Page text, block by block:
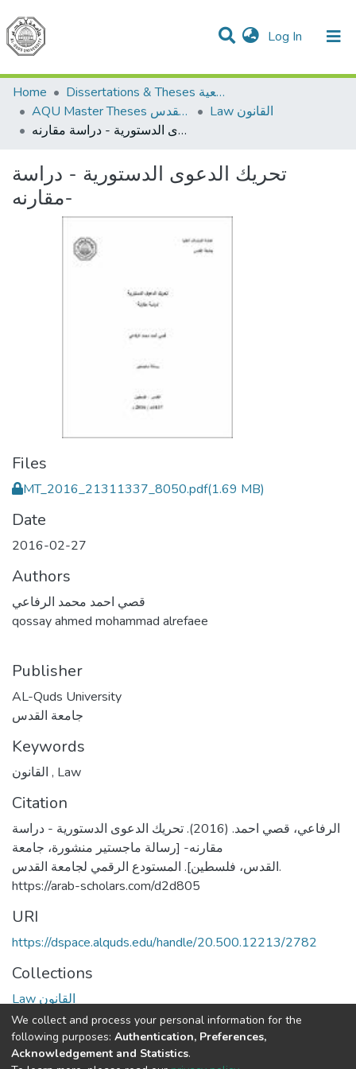
Log In (current)
Communities & Collections
All of DSpace
Home
Dissertations & Theses الرسائل الجامعية
AQU Master Theses الرسائل الجامعية الخاصة بجامعة القدس
Law القانون
تحريك الدعوى الدستورية - دراسة مقارنه-
تحريك الدعوى الدستورية - دراسة
مقارنه-
Files
MT_2016_21311337_8050.pdf(1.69 MB)
Date
2016-02-27
Authors
قصي احمد محمد الرفاعي
qossay ahmed mohammad alrefaee
Publisher
AL-Quds University
جامعة القدس
Keywords
, Law
Citation
الرفاعي، قصي احمد. (2016). تحريك الدعوى الدستورية - دراسة
مقارنه- [رسالة ماجستير منشورة، جامعة
القدس، فلسطين]. المستودع الرقمي لجامعة القدس.
https://arab-scholars.com/d2d805
URI
https://dspace.alquds.edu/handle/20.500.12213/2782
Collections
Law القانون
Full item page
We collect and process your personal information for the
following purposes: Authentication, Preferences,
Acknowledgement and Statistics.